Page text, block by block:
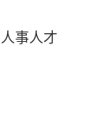
人事人才